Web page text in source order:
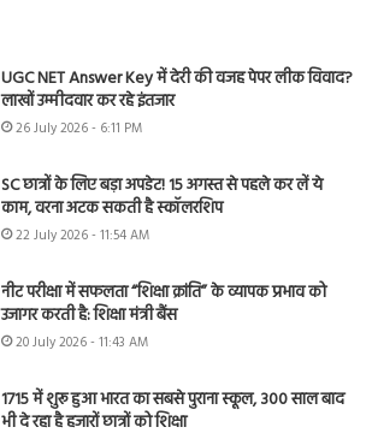
UGC NET Answer Key में देरी की वजह पेपर लीक विवाद?
लाखों उम्मीदवार कर रहे इंतजार
26 July 2026 - 6:11 PM
SC छात्रों के लिए बड़ा अपडेट! 15 अगस्त से पहले कर लें ये
काम, वरना अटक सकती है स्कॉलरशिप
22 July 2026 - 11:54 AM
नीट परीक्षा में सफलता “शिक्षा क्रांति” के व्यापक प्रभाव को
उजागर करती है: शिक्षा मंत्री बैंस
20 July 2026 - 11:43 AM
1715 में शुरू हुआ भारत का सबसे पुराना स्कूल, 300 साल बाद
भी दे रहा है हजारों छात्रों को शिक्षा